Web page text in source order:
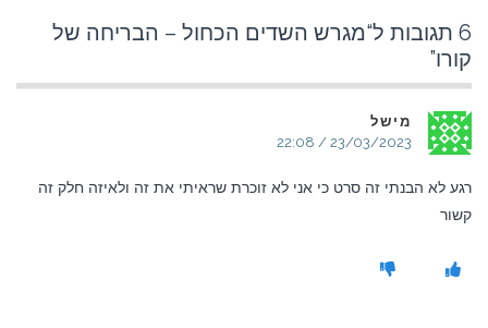
6 תגובות ל“
מגרש השדים הכחול – הבריחה של
קורו”
מישל
23/03/2023 / 22:08
רגע לא הבנתי זה סרט כי אני לא זוכרת שראיתי את זה ולאיזה חלק זה
קשור